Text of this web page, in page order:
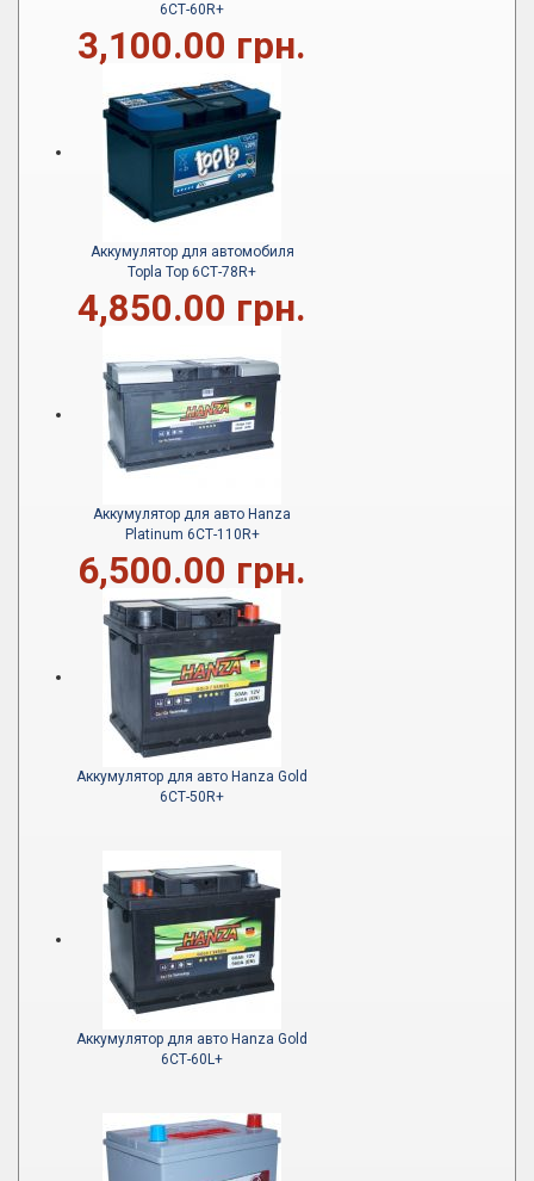
6СТ-60R+
3,100.00 грн.
Аккумулятор для автомобиля
Topla Top 6СТ-78R+
4,850.00 грн.
Аккумулятор для авто Hanza
Platinum 6СТ-110R+
6,500.00 грн.
Аккумулятор для авто Hanza Gold
6СТ-50R+
Аккумулятор для авто Hanza Gold
6СТ-60L+